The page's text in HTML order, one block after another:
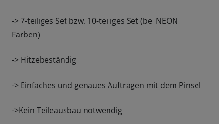
-> 7-teiliges Set bzw. 10-teiliges Set (bei NEON
Farben)
-> Hitzebeständig
-> Einfaches und genaues Auftragen mit dem Pinsel
->Kein Teileausbau notwendig